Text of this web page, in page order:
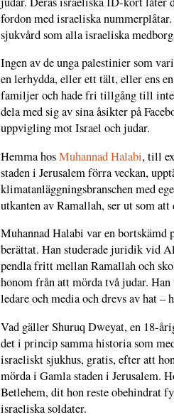
fordon med israeliska
sjukvård som alla israeliska
Ingen av de unga palestinier som
en lerhydda, eller ett tält, eller ens
familjer och hade fri tillgång till
dela med sig av sina åsikter på
uppvigling mot Israel och judar.
Hemma hosMuhannad Halabi, till
staden i Jerusalem förra veckan,
klimatanläggningsbranschen med
utkanten av Ramallah, ser ut som
Muhannad Halabi var en bortskämd
berättat. Han studerade juridik vid
pendla fritt mellan Ramallah och
honom från att mörda två judar.
ledare och media och drevs av hat –
Vad gäller Shuruq Dweyat, en 18-
det i princip samma historia som
israeliskt sjukhus, gratis, efter att
mörda i Gamla staden i Jerusalem.
Betlehem, dit hon reste obehindrat
israeliska soldater.